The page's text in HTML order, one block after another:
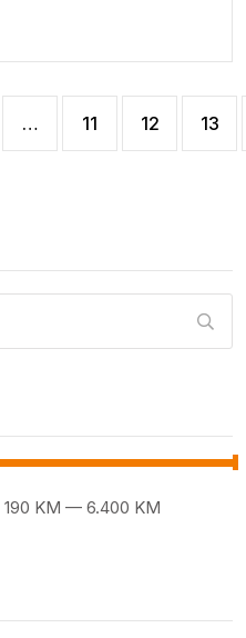
… 11 12 13
190 KM — 6.400 KM